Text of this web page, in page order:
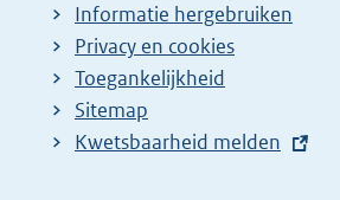
Informatie hergebruiken
Privacy en cookies
Toegankelijkheid
Sitemap
E
Kwetsbaarheid melden